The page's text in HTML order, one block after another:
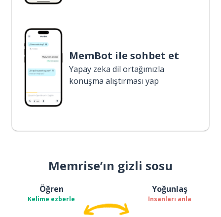
MemBot ile sohbet et
Yapay zeka dil ortağımızla
konuşma alıştırması yap
Memrise’ın gizli sosu
Öğren
Kelime ezberle
Yoğunlaş
İnsanları anla